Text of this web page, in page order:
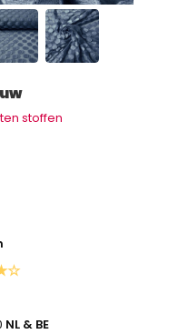
stoffen
NL & BE